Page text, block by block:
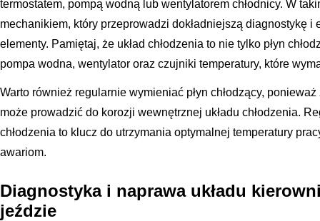
termostatem, pompą wodną lub wentylatorem chłodnicy. W
mechanikiem, który przeprowadzi dokładniejszą diagnostykę
elementy. Pamiętaj, że układ chłodzenia to nie tylko płyn
pompa wodna, wentylator oraz czujniki temperatury, które
Warto również regularnie wymieniać płyn chłodzący,
może prowadzić do korozji wewnętrznej układu chłodzenia.
chłodzenia to klucz do utrzymania optymalnej temperatury
awariom.
Diagnostyka i naprawa układu
jeździe